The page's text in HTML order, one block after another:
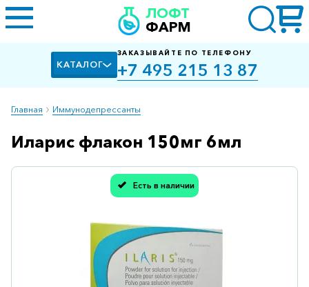
ЛОФТ
ФАРМ
КАТАЛОГ
ЗАКАЗЫВАЙТЕ ПО ТЕЛЕФОНУ
+7 495 215 13 87
Главная Иммунодепрессанты
Алкоголизм,
Антибактериальные
Биологически
Иларис флакон 150мг 6мл
Есть в наличии
Спасибо, мы учли Вашу оценку!